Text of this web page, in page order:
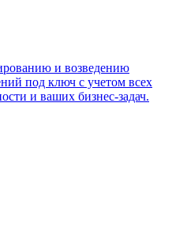
и возведению
под ключ с учетом всех
и ваших бизнес-задач.